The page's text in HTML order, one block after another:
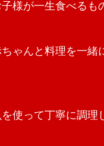
様が一生食べるも
ゃんと料理を一緒
使って丁寧に調理